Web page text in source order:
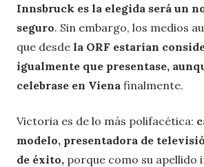
Innsbruck es la elegida será un
seguro. Sin embargo, los medios
que desde la ORF estarían
igualmente que presentase,
celebrase en Viena finalmente.
Victoria es de lo más polifacética:
modelo, presentadora de
de éxito, porque como su apellido